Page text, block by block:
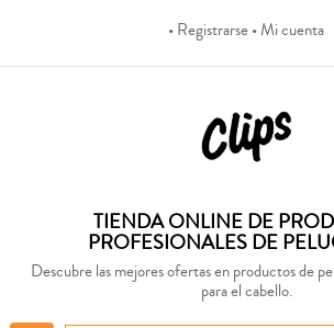
• Registrarse• Mi cuenta
TIENDA ONLINE DE
PROFESIONALES DE
Descubre las mejores ofertas en productos de
para el cabello.